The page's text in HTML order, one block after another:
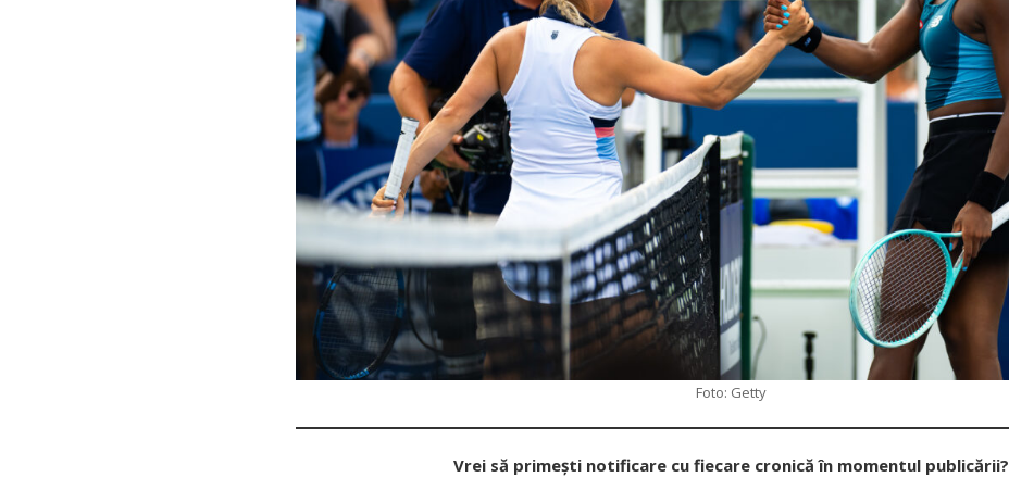
Foto: Getty
Vrei să primești notificare cu fiecare cronică în momentul publicării?